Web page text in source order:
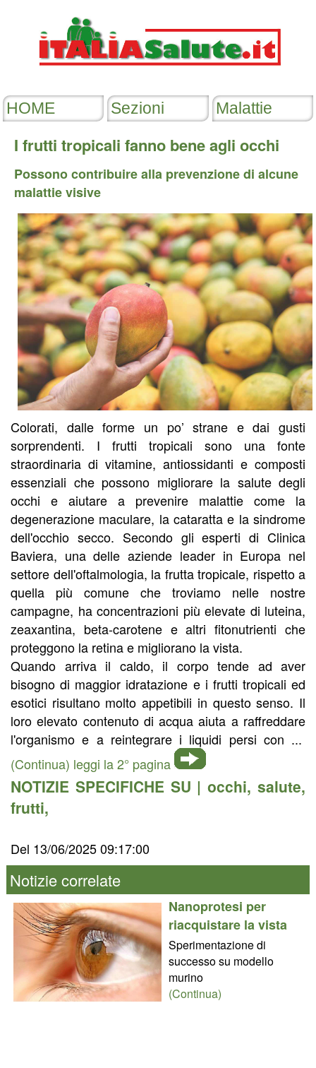
I frutti tropicali fanno bene agli occhi
Possono contribuire alla prevenzione di alcune
malattie visive
Colorati, dalle forme un po’ strane e dai gusti
sorprendenti. I frutti tropicali sono una fonte
straordinaria di vitamine, antiossidanti e composti
essenziali che possono migliorare la salute degli
occhi e aiutare a prevenire malattie come la
degenerazione maculare, la cataratta e la sindrome
dell'occhio secco. Secondo gli esperti di Clinica
Baviera, una delle aziende leader in Europa nel
settore dell'oftalmologia, la frutta tropicale, rispetto a
quella più comune che troviamo nelle nostre
campagne, ha concentrazioni più elevate di luteina,
zeaxantina, beta-carotene e altri fitonutrienti che
proteggono la retina e migliorano la vista.
Quando arriva il caldo, il corpo tende ad aver
bisogno di maggior idratazione e i frutti tropicali ed
esotici risultano molto appetibili in questo senso. Il
loro elevato contenuto di acqua aiuta a raffreddare
l'organismo e a reintegrare i liquidi persi con ...
(Continua) leggi la 2° pagina
NOTIZIE SPECIFICHE SU |occhi,salute,
frutti,
Del 13/06/2025 09:17:00
Notizie correlate
Nanoprotesi per
riacquistare la vista
Sperimentazione di
successo su modello
murino
(Continua)